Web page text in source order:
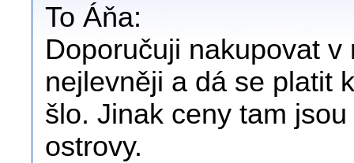
To Áňa:
Doporučuji nakupovat
nejlevněji a dá se platit
šlo. Jinak ceny tam
ostrovy.